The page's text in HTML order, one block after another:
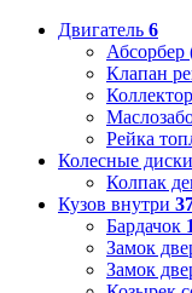
Двигатель 6
Абсорбер
Клапан
Рейка
Колесные диски
Колпак
Кузов внутри
Бардачок 1
Замок
Замок